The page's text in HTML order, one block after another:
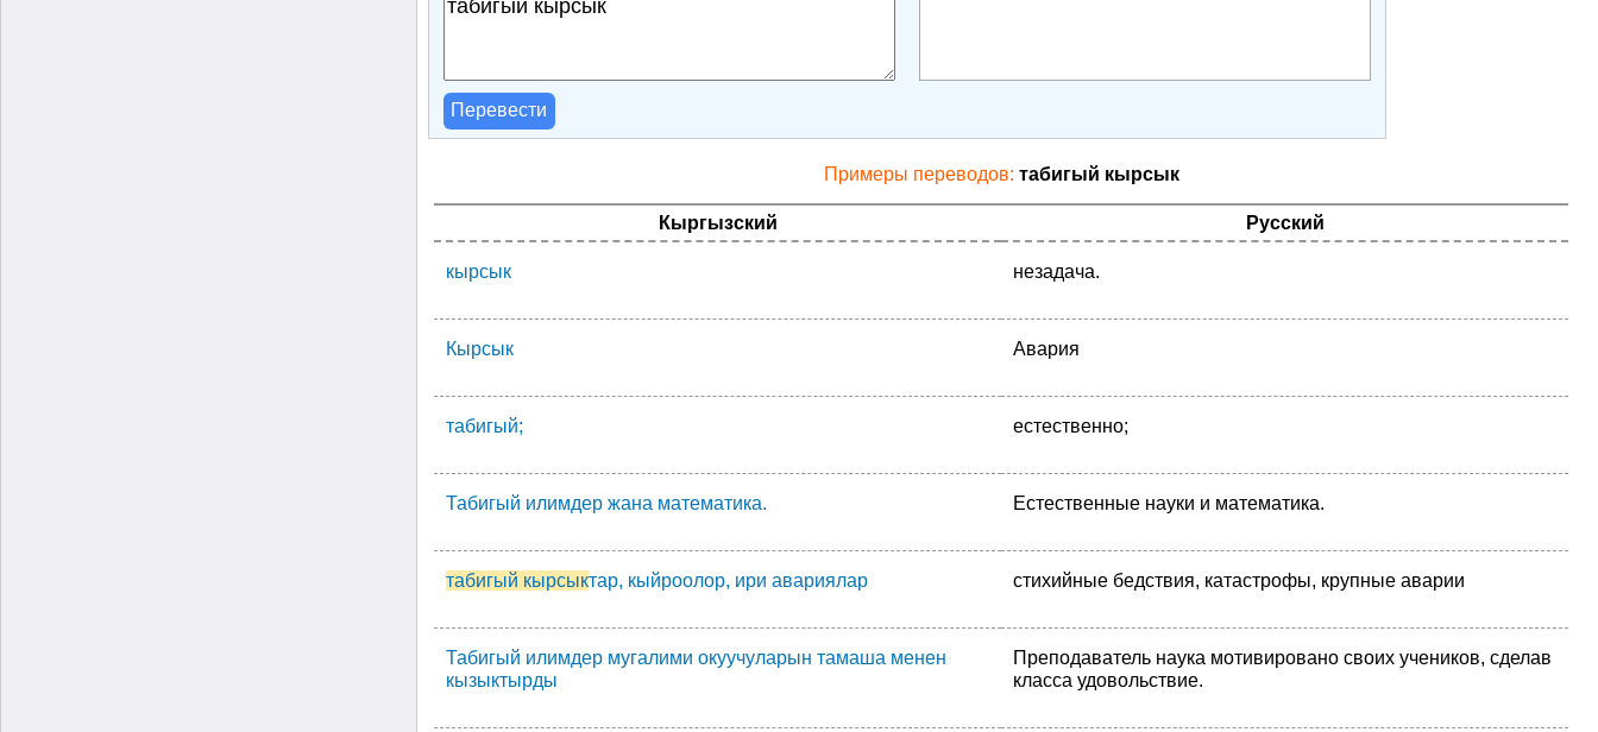
Перевести
Примеры переводов: табигый кырсык
Кыргызский Русский
кырсык незадача.
Кырсык Авария
табигый; естественно;
Табигый илимдер жана математика. Естественные науки и математика.
табигый кырсыктар, кыйроолор, ири авариялар стихийные бедствия, катастрофы, крупные аварии
Табигый илимдер мугалими окуучуларын тамаша менен
кызыктырды
Преподаватель наука мотивировано своих учеников, сделав
класса удовольствие.